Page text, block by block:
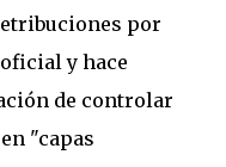
por
y hace
de controlar
"capas